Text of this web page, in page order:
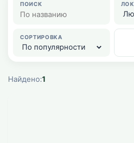
ПОИСК
СОРТИРОВКА
Найдено:1